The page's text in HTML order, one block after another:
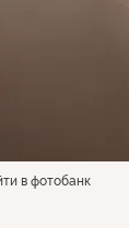
в фотобанк